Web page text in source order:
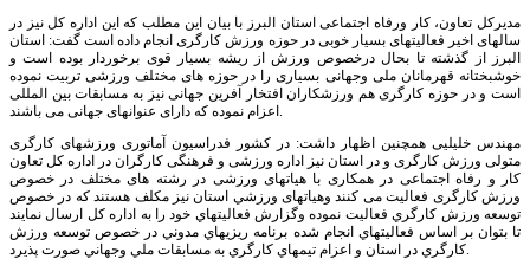
مديركل تعاون، كار ورفاه اجتماعی استان البرز با بيان اين مطلب كه اين اداره كل نيز در
سالهای اخير فعاليتهای بسيار خوبی در حوزه ورزش كارگری انجام داده است گفت: استان
البرز از گذشته تا بحال درخصوص ورزش از ريشه بسيار قوی برخوردار بوده است و
خوشبختانه قهرمانان ملی وجهانی بسياری را در حوزه های مختلف ورزشی تربيت نموده
است و در حوزه كارگری هم ورزشكاران افتخار آفرين جهانی نيز به مسابقات بين المللی
اعزام نموده كه دارای عنوانهای جهانی می باشند.
مهندس خليليی همچنين اظهار داشت: در كشور فدراسيون آماتوری ورزشهای كارگری
متولی ورزش كارگری و در استان نيز اداره ورزشی و فرهنگی كارگران در اداره كل تعاون
كار و رفاه اجتماعی در همكاری با هياتهای ورزشی در رشته های مختلف در خصوص
ورزش كارگری فعاليت می كنند وهياتهای ورزشي استان نيز مكلف هستند كه در خصوص
توسعه ورزش كارگري فعاليت نموده وگزارش فعاليتهاي خود را به اداره كل ارسال نمايند
تا بتوان بر اساس فعاليتهاي انجام شده برنامه ريزيهاي مدوني در خصوص توسعه ورزش
كارگري در استان و اعزام تيمهاي كارگري به مسابقات ملي وجهاني صورت پذيرد.